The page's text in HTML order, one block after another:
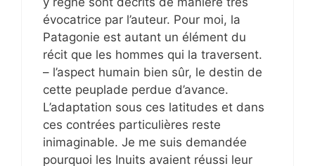
évocatrice par l’auteur. Pour moi, la
Patagonie est autant un élément du
récit que les hommes qui la traversent.
– l’aspect humain bien sûr, le destin de
cette peuplade perdue d’avance.
L’adaptation sous ces latitudes et dans
ces contrées particulières reste
inimaginable. Je me suis demandée
pourquoi les Inuits avaient réussi leur